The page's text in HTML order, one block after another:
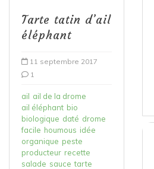
Tarte tatin d’ail
éléphant
11 septembre 2017
1
ail ail de la drome
ail éléphant bio
biologique daté drome
facile houmous idée
organique peste
producteur recette
salade sauce tarte